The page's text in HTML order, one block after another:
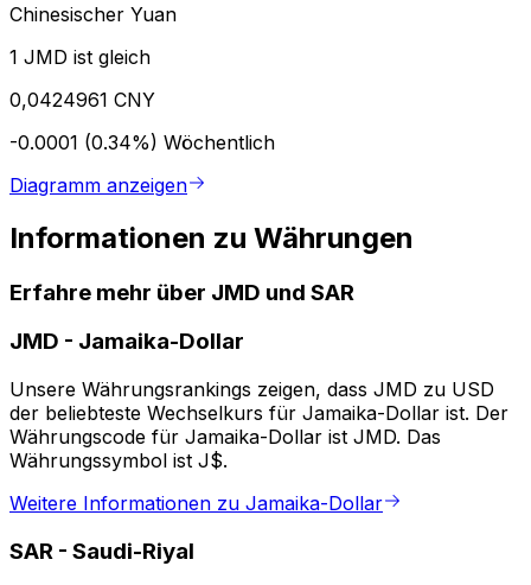
Chinesischer Yuan
1 JMD ist gleich
0,0424961 CNY
-0.0001 (0.34%) Wöchentlich
Diagramm anzeigen
Informationen zu Währungen
Erfahre mehr über JMD und SAR
JMD - Jamaika-Dollar
Unsere Währungsrankings zeigen, dass JMD zu USD
der beliebteste Wechselkurs für Jamaika-Dollar ist. Der
Währungscode für Jamaika-Dollar ist JMD. Das
Währungssymbol ist J$.
Weitere Informationen zu Jamaika-Dollar
SAR - Saudi-Riyal